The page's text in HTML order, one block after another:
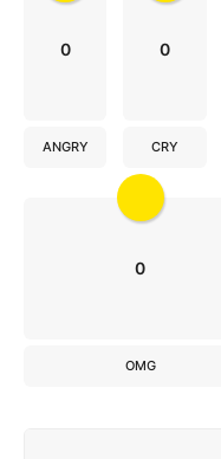
0
ANGRY
0
CRY
0
OMG